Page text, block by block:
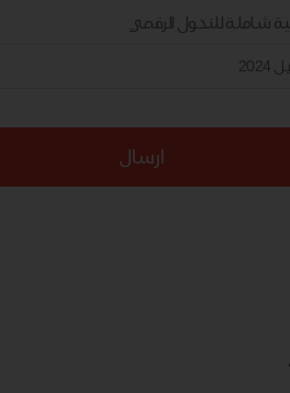
شاملة للتحول الرقمي
ارسال